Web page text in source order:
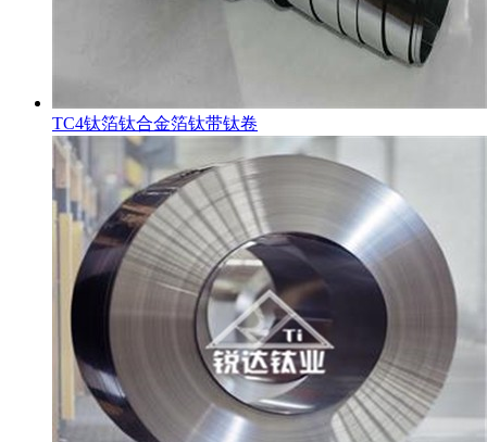
TC4钛箔钛合金箔钛带钛卷